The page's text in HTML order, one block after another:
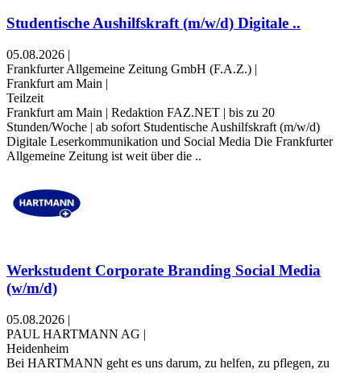
Studentische Aushilfskraft (m/w/d) Digitale ..
05.08.2026 |
Frankfurter Allgemeine Zeitung GmbH (F.A.Z.) |
Frankfurt am Main |
Teilzeit
Frankfurt am Main | Redaktion FAZ.NET | bis zu 20
Stunden/Woche | ab sofort Studentische Aushilfskraft (m/w/d)
Digitale Leserkommunikation und Social Media Die Frankfurter
Allgemeine Zeitung ist weit über die ..
Werkstudent Corporate Branding Social Media
(w/m/d)
05.08.2026 |
PAUL HARTMANN AG |
Heidenheim
Bei HARTMANN geht es uns darum, zu helfen, zu pflegen, zu